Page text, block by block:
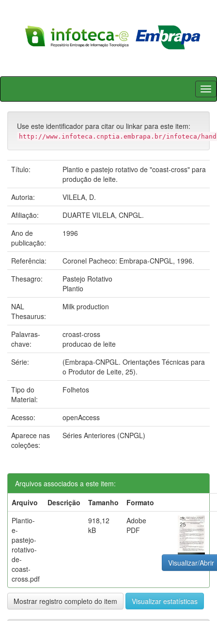
Skip
Use este identificador para citar ou linkar para este item:
http://www.infoteca.cnptia.embrapa.br/infoteca/
Título:
Plantio e pastejo rotativo de "coast-cross" para
produção de leite.
Autoria:
VILELA, D.
Afiliação:
DUARTE VILELA, CNPGL.
Ano de
publicação:
1996
Referência:
Coronel Pacheco: Embrapa-CNPGL, 1996.
Thesagro:
Pastejo Rotativo
Plantio
NAL
Thesaurus:
Milk production
Palavras-
chave:
croast-cross
producao de leite
Série:
(Embrapa-CNPGL. Orientações Técnicas para
o Produtor de Leite, 25).
Tipo do
Material:
Folhetos
Acesso:
openAccess
Aparece nas
coleções:
Séries Anteriores (CNPGL)
Arquivos associados a este item:
Arquivo
Descrição Tamanho
Formato
Plantio-
e-
pastejo-
rotativo-
de-
coast-
cross.pdf
918,12
kB
Adobe
PDF
Visualizar/Abrir
Mostrar registro completo do item Visualizar estatísticas